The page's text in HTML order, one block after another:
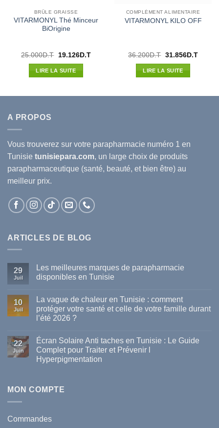
BRÛLE GRAISSE
VITARMONYL Thé Minceur
BiOrigine
25.000D.T
Le
initial
était :
25.000D.T.
19.126D.TLe
LIRE LA SUITE
COMPLÉMENT ALIMENTAIRE
VITARMONYL KILO OFF
36.200D.T Le
initial
était :
36.200D.T.
31.856D.TLe
LIRE LA SUITE
A PROPOS
Vous trouverez sur votre parapharmacie numéro 1 en
Tunisie tunisiepara.com, un large choix de produits
parapharmaceutique (santé, beauté, et bien être) au
meilleur prix.
ARTICLES DE BLOG
29
Juil
Les meilleures marques de parapharmacie
disponibles en Tunisie
sur
meilleures
marques
disponibles
en
Tunisie
10
Juil
La vague de chaleur en Tunisie : comment
protéger votre santé et celle de votre famille durant
l’été 2026 ?
sur
La
vague
de
comment
et
celle
22
Juin
Écran Solaire Anti taches en Tunisie : Le Guide
Complet pour Traiter et Prévenir l
Hyperpigmentation
Écran
Tunisie
MON COMPTE
Commandes